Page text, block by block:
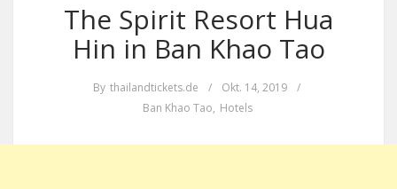
The Spirit Resort Hua
Hin in Ban Khao Tao
By thailandtickets.de / Okt. 14, 2019
/
Ban Khao Tao, Hotels